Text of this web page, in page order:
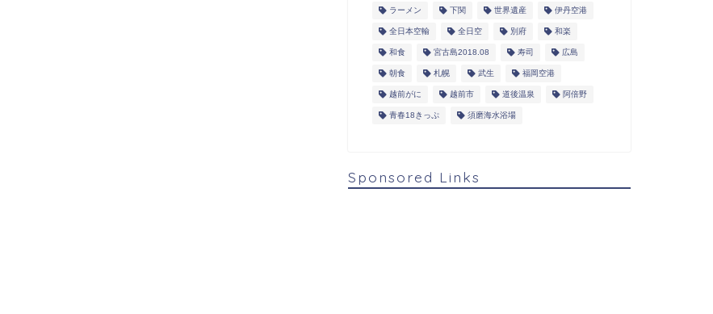
ラーメン 下関 世界遺産 伊丹空港
全日本空輸 全日空 別府 和楽
和食 宮古島2018.08 寿司 広島
朝食 札幌 武生 福岡空港
越前がに 越前市 道後温泉 阿倍野
青春18きっぷ 須磨海水浴場
Sponsored Links